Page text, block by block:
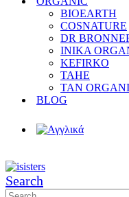
BIOEARTH
COSNATURE
DR
INIKA
KEFIRKO
TAHE
TAN
BLOG
Search